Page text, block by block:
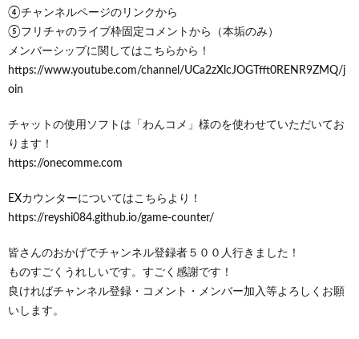
④チャンネルページのリンクから
⑤フリチャのライブ枠固定コメントから（本垢のみ）
メンバーシップに関してはこちらから！
https://www.youtube.com/channel/UCa2zXlcJOGTfft0RENR9ZMQ/j
oin
チャットの使用ソフトは「わんコメ」様のを使わせていただいてお
ります！
https://onecomme.com
EXカウンターについてはこちらより！
https://reyshi084.github.io/game-counter/
皆さんのおかげでチャンネル登録者５００人行きました！
ものすごくうれしいです。すごく感謝です！
良ければチャンネル登録・コメント・メンバー加入等よろしくお願
いします。